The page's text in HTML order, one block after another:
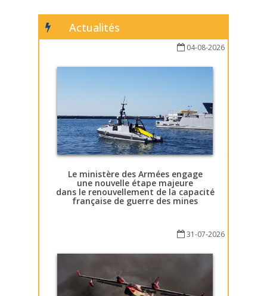
Actualités
04-08-2026
Le ministère des Armées engage
une nouvelle étape majeure
dans le renouvellement de la capacité
française de guerre des mines
31-07-2026